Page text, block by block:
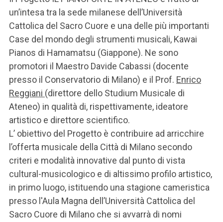
SEI UN DOCENTE O UN MEMBRO DELLO STAFF
ACCEDI A CLOUDMAIL
un’intesa tra la sede milanese dell’Università
Cattolica del Sacro Cuore e una delle più importanti
Case del mondo degli strumenti musicali, Kawai
Pianos di Hamamatsu (Giappone). Ne sono
promotori il Maestro Davide Cabassi (docente
presso il Conservatorio di Milano) e il Prof. Enrico
Reggiani (direttore dello Studium Musicale di
Ateneo) in qualità di, rispettivamente, ideatore
artistico e direttore scientifico.
L’ obiettivo del Progetto è contribuire ad arricchire
l’offerta musicale della Città di Milano secondo
criteri e modalità innovative dal punto di vista
cultural-musicologico e di altissimo profilo artistico,
in primo luogo, istituendo una stagione cameristica
presso l'Aula Magna dell’Università Cattolica del
Sacro Cuore di Milano che si avvarrà di nomi